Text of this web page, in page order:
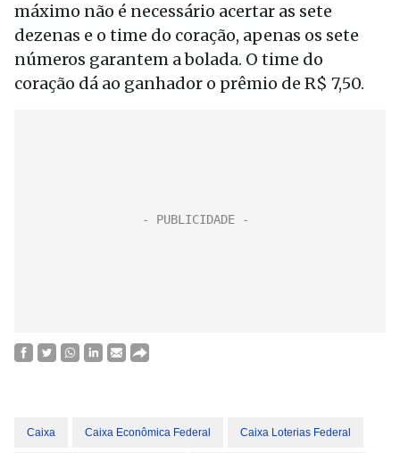
máximo não é necessário acertar as sete
dezenas e o time do coração, apenas os sete
números garantem a bolada. O time do
coração dá ao ganhador o prêmio de R$ 7,50.
Caixa Caixa Econômica Federal Caixa Loterias Federal